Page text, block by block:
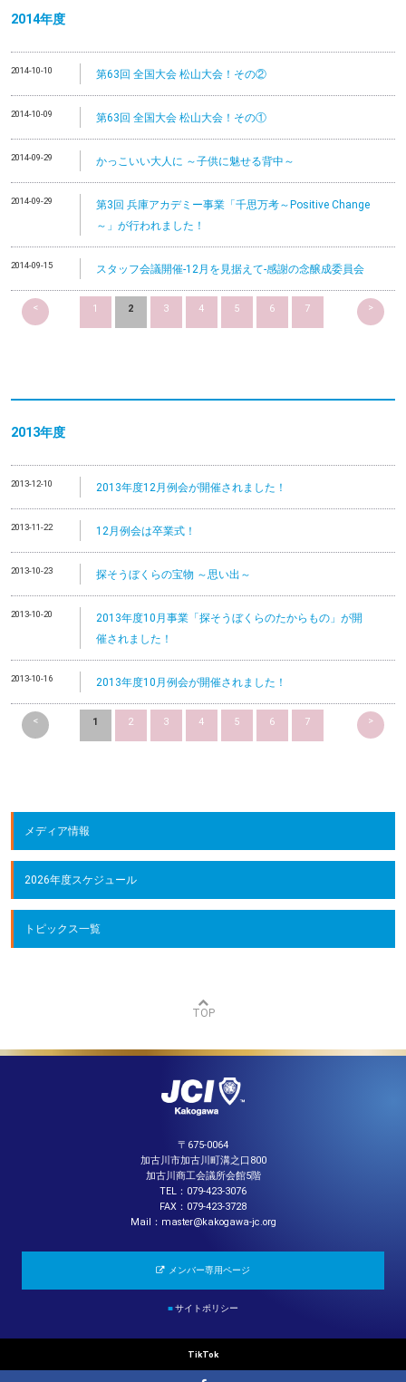
2014年度
2014-10-10 第63回 全国大会 松山大会！その②
2014-10-09 第63回 全国大会 松山大会！その①
2014-09-29 かっこいい大人に ～子供に魅せる背中～
2014-09-29
第3回 兵庫アカデミー事業「千思万考～Positive Change
～」が行われました！
2014-09-15 スタッフ会議開催-12月を見据えて-感謝の念醸成委員会
< 1 2 3 4 5 6 7 >
2013年度
2013-12-10 2013年度12月例会が開催されました！
2013-11-22 12月例会は卒業式！
2013-10-23 探そうぼくらの宝物 ～思い出～
2013-10-20
2013年度10月事業「探そうぼくらのたからもの」が開
催されました！
2013-10-16 2013年度10月例会が開催されました！
< 1 2 3 4 5 6 7 >
メディア情報
2026年度スケジュール
トピックス一覧
TOP
〒675-0064
加古川市加古川町溝之口800
加古川商工会議所会館5階
TEL：079-423-3076
FAX：079-423-3728
Mail：master@kakogawa-jc.org
メンバー専用ページ
■サイトポリシー
TikTok